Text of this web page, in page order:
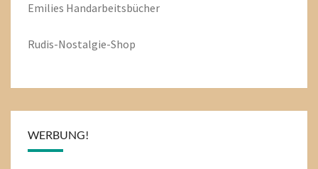
Emilies Handarbeitsbücher
Rudis-Nostalgie-Shop
WERBUNG!